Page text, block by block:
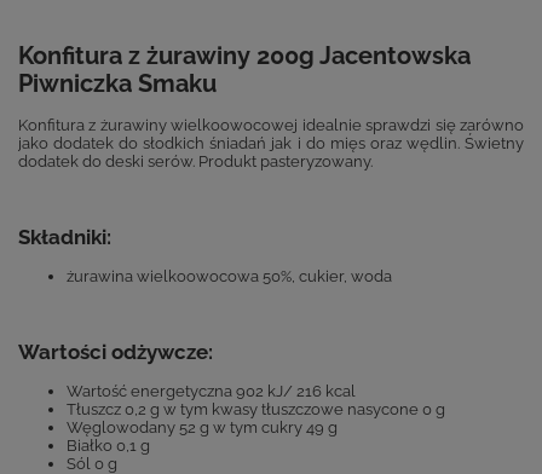
Konfitura z żurawiny 200g Jacentowska
Piwniczka Smaku
Konfitura z żurawiny wielkoowocowej idealnie sprawdzi się zarówno
jako dodatek do słodkich śniadań jak i do mięs oraz wędlin. Świetny
dodatek do deski serów. Produkt pasteryzowany.
Składniki:
żurawina wielkoowocowa 50%, cukier, woda
Wartości odżywcze:
Wartość energetyczna 902 kJ/ 216 kcal
Tłuszcz 0,2 g w tym kwasy tłuszczowe nasycone 0 g
Węglowodany 52 g w tym cukry 49 g
Białko 0,1 g
Sól 0 g